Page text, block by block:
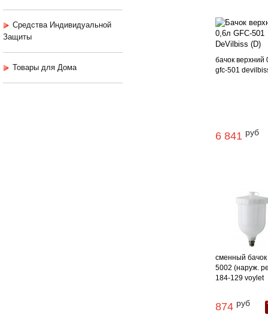
Средства Индивидуальной
Защиты
Товары для Дома
бачок верхний
gfc-501
6 841 руб
сменный бачок
5002 (наруж.
184-129 voylet
874 руб